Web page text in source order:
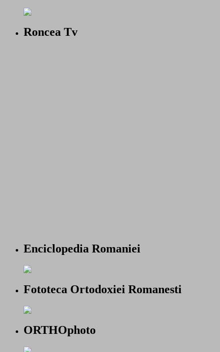
Roncea Tv
Enciclopedia Romaniei
Fototeca Ortodoxiei Romanesti
ORTHOphoto